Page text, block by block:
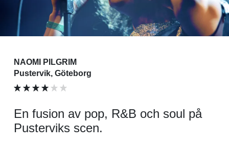
NAOMI PILGRIM
Pustervik, Göteborg
En fusion av pop, R&B och soul på
Pusterviks scen.